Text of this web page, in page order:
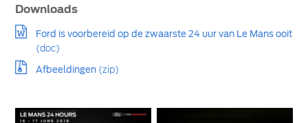
Downloads
Ford is voorbereid op de zwaarste 24 uur van Le Mans ooit
(doc)
Afbeeldingen (zip)